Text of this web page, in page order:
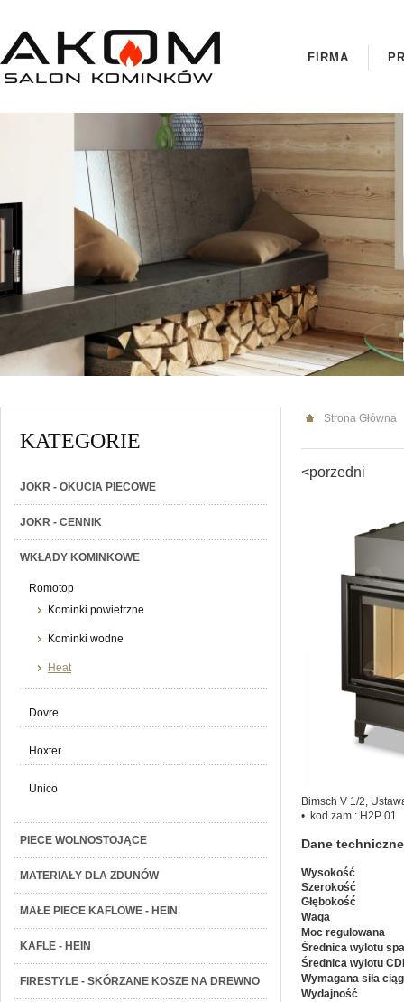
FIRMA
KATEGORIE
JOKR - OKUCIA PIECOWE
JOKR - CENNIK
WKŁADY KOMINKOWE
Romotop
Kominki powietrzne
Kominki wodne
Heat
Dovre
Hoxter
Unico
PIECE WOLNOSTOJĄCE
MATERIAŁY DLA ZDUNÓW
MAŁE PIECE KAFLOWE - HEIN
KAFLE - HEIN
FIRESTYLE - SKÓRZANE KOSZE NA DREWNO
Strona Główna
<porzedni
Bimsch V 1/2,
• kod zam.: H2P 01
Dane
Wysokość
Szerokość
Głębokość
Waga
Moc regulowana
Średnica wylotu
Średnica wylotu
Wymagana siła
Wydajność